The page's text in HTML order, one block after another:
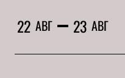
22 АВГ 23 АВГ